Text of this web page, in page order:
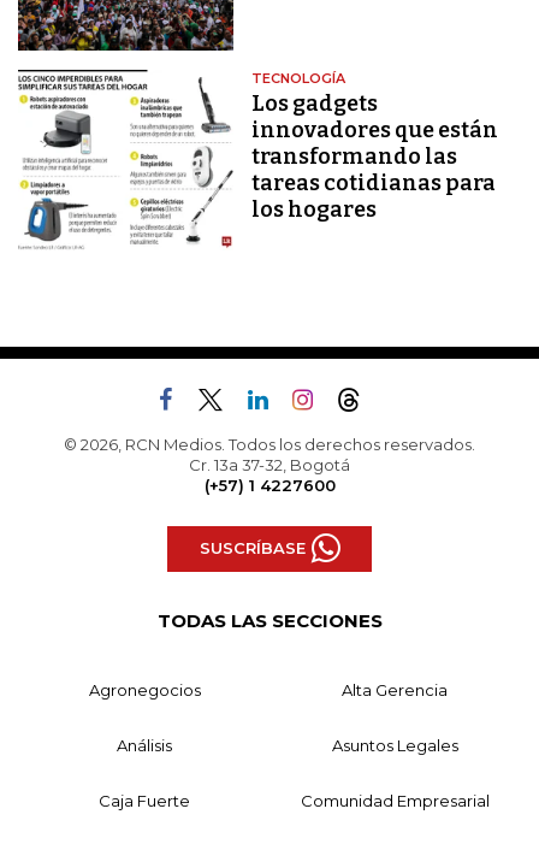
TECNOLOGÍA
Los gadgets
innovadores que están
transformando las
tareas cotidianas para
los hogares
© 2026, RCN Medios. Todos los derechos reservados.
Cr. 13a 37-32, Bogotá
(+57) 1 4227600
SUSCRÍBASE
TODAS LAS SECCIONES
Agronegocios Alta Gerencia
Análisis Asuntos Legales
Caja Fuerte Comunidad Empresarial